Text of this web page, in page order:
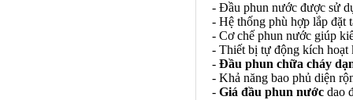
- Đầu phun nước được sử
- Hệ thống phù hợp lắp đặt
- Cơ chế phun nước giúp
- Thiết bị tự động kích hoạt
- Đầu phun chữa cháy
- Khả năng bao phủ diện
- Giá đầu phun nước dao